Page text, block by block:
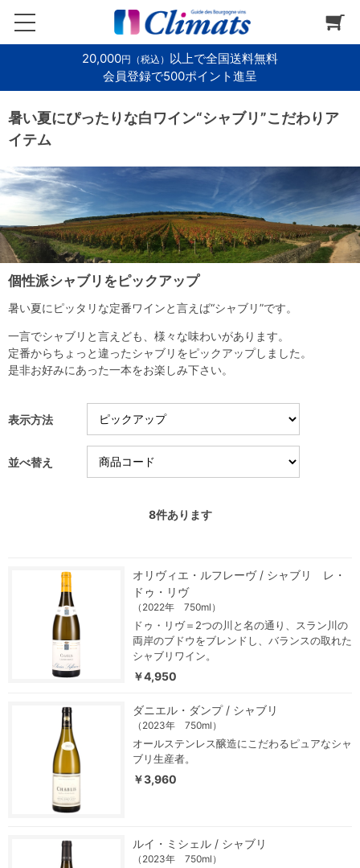
20,000円（税込） 以上で全国送料無料
会員登録で500ポイント進呈
暑い夏にぴったりな白ワイン“シャブリ”こだわりア
イテム
個性派シャブリをピックアップ
暑い夏にピッタリな定番ワインと言えば“シャブリ”です。
一言でシャブリと言えども、様々な味わいがあります。
定番からちょっと違ったシャブリをピックアップしました。
是非お好みにあった一本をお楽しみ下さい。
表示方法
並べ替え
8件あります
オリヴィエ・ルフレーヴ / シャブリ レ・
ドゥ・リヴ
（2022年 750ml）
ドゥ・リヴ＝2つの川と名の通り、スラン川の
両岸のブドウをブレンドし、バランスの取れた
シャブリワイン。
￥4,950
ダニエル・ダンプ / シャブリ
（2023年 750ml）
オールステンレス醸造にこだわるピュアなシャ
ブリ生産者。
￥3,960
ルイ・ミシェル / シャブリ
（2023年 750ml）